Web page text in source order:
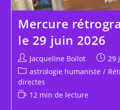
Mercure
le 29 juin 2026
Auteur/autrice
de
la
publication :
Jacqueline Boilot
29
Post
category:
astrologie humaniste /
directes
Temps12 min de lecture